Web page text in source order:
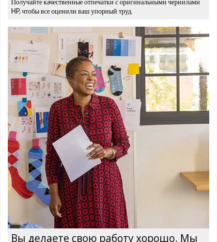
Получайте качественные отпечатки с оригинальными чернилами
HP, чтобы все оценили ваш упорный труд.
Вы делаете свою работу хорошо. Мы